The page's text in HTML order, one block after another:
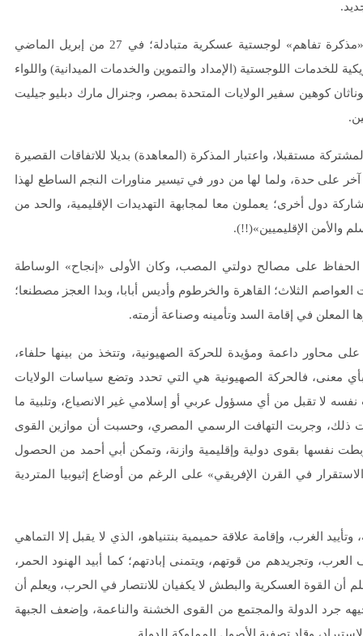
ومن اللافت أن واشنطن وقعت مع مصر معاهدة جديدة؛ بمسمى «مذكرة تفاهم» لوجستية عسكرية متبادلة؛ في 27 من إبريل الماضي
للخدمات اللوجستية (الإمداد والتموين والخدمات الميدانية) واللواء
كوهين سفير الولايات المتحدة بمصر، وجنرال مارك دبليو جيليت
مستقبلا، واعتبار المذكرة (المعاهدة) بديلا للاتفاقات القصيرة
على حدة، ولما لها من دور في تيسير مناورات النجم الساطع لهذا
ومشاركة دول أخرى؛ يعملون معا لمجابهة التهديدات الإقليمية، والحد من
والأمن الإقليميين»(!!).
الحفاظ على مصالح دولتي المصب، وكان الأولى «إنجاح» الوساطة
الثلاث؛ القاهرة والخرطوم وأديس أبابا، وبدا العجز مصطنعا؛
المعلن في إقامة السد وتأمينه وصناعة أزمته.
محاور داعمة ومؤيدة للحركة الصهيونية، وتتخذ من بينها حلفاء،
معنى، فالحركة الصهيونية هي التي تحدد وتضع سياسات الولايات
نفسه لا تقبل من أي مسؤول عربي أو إسلامي غير الانصياع، وتلبية ما
ذلك، وجربت التهافت الرسمي المصري، وحسبت أن موازين القوى
نفسها بقوى دولية وإقليمية وازنة، وتمكن أبي أحمد من الحصول
في القرن الإفريقي» على الرغم من أوضاع إثيوبيا المتردية
الغرب، وإقامة علاقة حميمية بنتنياهو، الذي لا يقبل إلا التماهي
وتجريدهم من قوتهم، ويتمنى إبادتهم؛ كما أبيد الهنود الحمر،
أن القوة العسكرية والبطش لا يكفيان للانتصار في الحرب، ويعلم أن
جرد الدولة والمجتمع من القوى الخشنة والناعمة، وإضعف الجبهة